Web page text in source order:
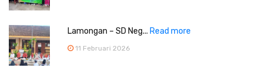
Lamongan – SD Neg... Read more
11 Februari 2026